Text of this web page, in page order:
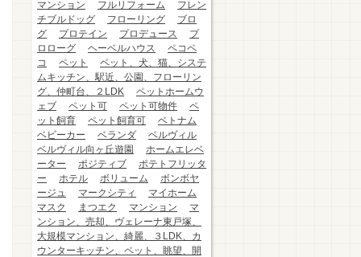
マンション フルリフォーム
フレン
チブルドッグ
フローリング
ブロ
グ
プロテイン プロデュース
プ
ロローグ
ヘーベルハウス
ペコペ
コ
ペット
ペット、犬、猫、システ
ムキッチン、駅近、公園、フローリン
グ、仲町台、２LDK
ペットホームウ
ェブ
ペット可 ペット可物件
ペ
ット飼育
ペット飼育可
ベトナム
ベビーカー
ベランダ
ベルヴィル
ベルヴィル向ヶ丘遊園
ホームエレベ
ーター
ポジティブ
ポテトフリッタ
ー
ホテル ボリューム
ボンボヤ
ージュ
マークシティ
マイホーム
マスク
まつエク マンション
マ
ンション、売却、ヴェレーナ東戸塚、
大規模マンション、綺麗、３LDK、カ
ウンターキッチン、ペット、眺望、開